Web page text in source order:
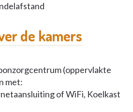
de kamers
(oppervlakte
met:
of WiFi, Koelkast